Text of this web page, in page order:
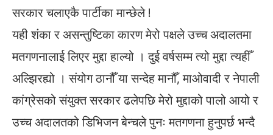
सरकार चलाएकै पार्टीका मान्छेले !
यही शंका र असन्तुष्टिका कारण मेरो पक्षले उच्च अदालतमा
मतगणनालाई लिएर मुद्दा हाल्यो । दुई वर्षसम्म त्यो मुद्दा त्यहीँ
अल्झिरह्यो । संयोग ठानौँ या सन्देह मानौँ, माओवादी र नेपाली
कांग्रेसको संयुक्त सरकार ढलेपछि मेरो मुद्दाको पालो आयो र
उच्च अदालतको डिभिजन बेन्चले पुनः मतगणना हुनुपर्छ भन्दै